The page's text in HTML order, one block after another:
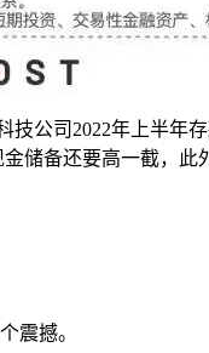
技公司2022年上半年
储备还要高一截，
震撼。